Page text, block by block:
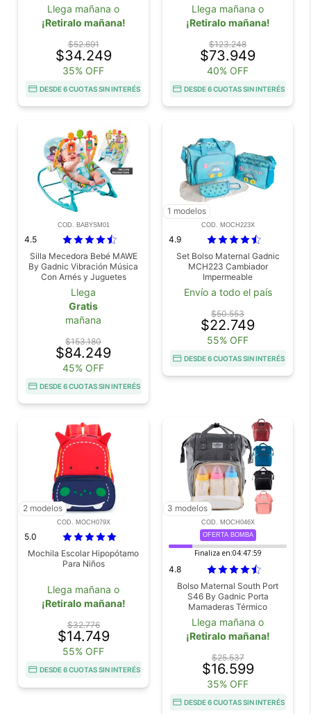
Llega mañana o
¡Retiralo mañana!
$52.691
$34.249
35% OFF
DESDE 6 CUOTAS SIN INTERÉS
Llega mañana o
¡Retiralo mañana!
$123.248
$73.949
40% OFF
DESDE 6 CUOTAS SIN INTERÉS
COD. BABYSM01
4.5
Silla Mecedora Bebé MAWE
By Gadnic Vibración Música
Con Arnés y Juguetes
Llega
Gratis
mañana
$153.180
$84.249
45% OFF
DESDE 6 CUOTAS SIN INTERÉS
1 modelos
COD. MOCH223X
4.9
Set Bolso Maternal Gadnic
MCH223 Cambiador
Impermeable
Envío a todo el país
$50.553
$22.749
55% OFF
DESDE 6 CUOTAS SIN INTERÉS
2 modelos
COD. MOCH079X
5.0
Mochila Escolar Hipopótamo
Para Niños
Llega mañana o
¡Retiralo mañana!
$32.776
$14.749
55% OFF
DESDE 6 CUOTAS SIN INTERÉS
3 modelos
COD. MOCH046X
OFERTA BOMBA
Finaliza en:04:47:58
4.8
Bolso Maternal South Port
S46 By Gadnic Porta
Mamaderas Térmico
Llega mañana o
¡Retiralo mañana!
$25.537
$16.599
35% OFF
DESDE 6 CUOTAS SIN INTERÉS